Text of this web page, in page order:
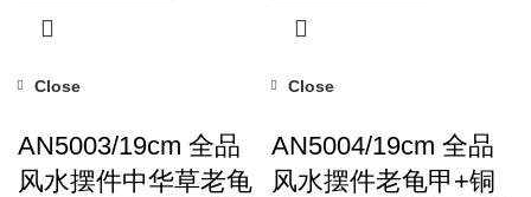
Close
AN5003/19cm 全品
风水摆件中华草老龟
Close
AN5004/19cm 全品
风水摆件老龟甲+铜